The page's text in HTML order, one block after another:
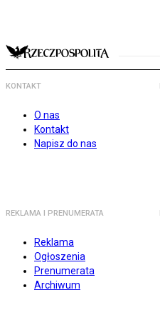
KONTAKT
O nas
Kontakt
Napisz do nas
REKLAMA I PRENUMERATA
Reklama
Ogłoszenia
Prenumerata
Archiwum